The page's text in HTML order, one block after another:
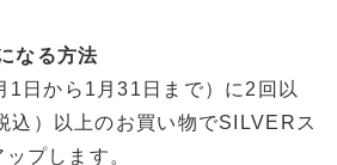
なる方法
1日から1月31日まで）に2回以
込）以上のお買い物でSILVERス
プします。